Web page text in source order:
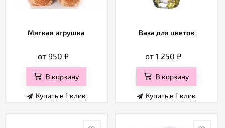
Мягкая игрушка
от 950₽
В корзину
Купить в 1 клик
Ваза для цветов
от 1 250₽
В корзину
Купить в 1 клик